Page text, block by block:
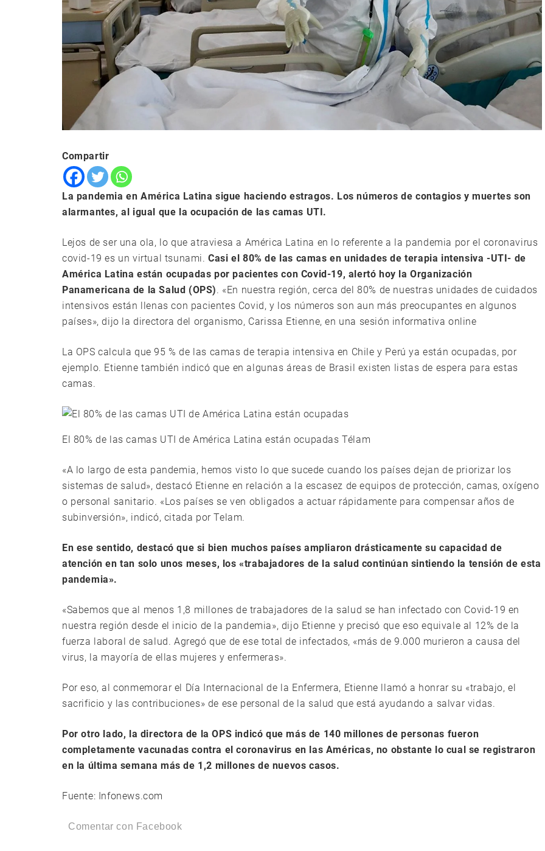
Compartir
La pandemia en América Latina sigue haciendo estragos. Los números de contagios y muertes son
alarmantes, al igual que la ocupación de las camas UTI.
Lejos de ser una ola, lo que atraviesa a América Latina en lo referente a la pandemia por el coronavirus
covid-19 es un virtual tsunami.Casi el 80% de las camas en unidades de terapia intensiva -UTI- de
América Latina están ocupadas por pacientes con Covid-19, alertó hoy la Organización
Panamericana de la Salud (OPS). «En nuestra región, cerca del 80% de nuestras unidades de cuidados
intensivos están llenas con pacientes Covid, y los números son aun más preocupantes en algunos
países», dijo la directora del organismo, Carissa Etienne, en una sesión informativa online
La OPS calcula que 95 % de las camas de terapia intensiva en Chile y Perú ya están ocupadas, por
ejemplo. Etienne también indicó que en algunas áreas de Brasil existen listas de espera para estas
camas.
El 80% de las camas UTI de América Latina están ocupadas Télam
«A lo largo de esta pandemia, hemos visto lo que sucede cuando los países dejan de priorizar los
sistemas de salud», destacó Etienne en relación a la escasez de equipos de protección, camas, oxígeno
o personal sanitario. «Los países se ven obligados a actuar rápidamente para compensar años de
subinversión», indicó, citada por Telam.
En ese sentido, destacó que si bien muchos países ampliaron drásticamente su capacidad de
atención en tan solo unos meses, los «trabajadores de la salud continúan sintiendo la tensión de esta
pandemia».
«Sabemos que al menos 1,8 millones de trabajadores de la salud se han infectado con Covid-19 en
nuestra región desde el inicio de la pandemia», dijo Etienne y precisó que eso equivale al 12% de la
fuerza laboral de salud. Agregó que de ese total de infectados, «más de 9.000 murieron a causa del
virus, la mayoría de ellas mujeres y enfermeras».
Por eso, al conmemorar el Día Internacional de la Enfermera, Etienne llamó a honrar su «trabajo, el
sacrificio y las contribuciones» de ese personal de la salud que está ayudando a salvar vidas.
Por otro lado, la directora de la OPS indicó que más de 140 millones de personas fueron
completamente vacunadas contra el coronavirus en las Américas, no obstante lo cual se registraron
en la última semana más de 1,2 millones de nuevos casos.
Fuente: Infonews.com
Comentar con Facebook